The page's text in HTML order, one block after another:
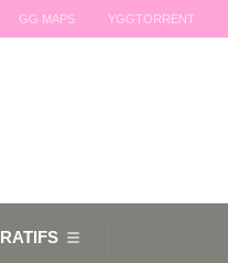
GG MAPS YGGTORRENT